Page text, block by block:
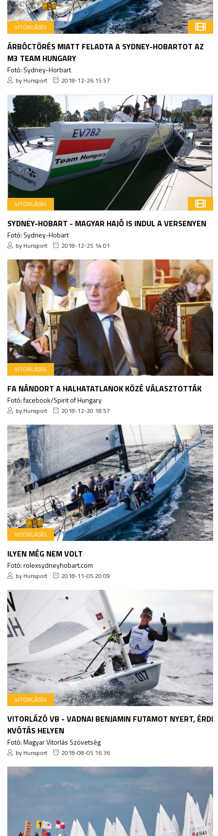
VITORLÁZÁS
ÁRBÓCTÖRÉS MIATT FELADTA A SYDNEY-HOBARTOT AZ
M3 TEAM HUNGARY
Fotó: Sydney-Horbart
by Hunsport 2018-12-26 15:57
VITORLÁZÁS
SYDNEY-HOBART - MAGYAR HAJÓ IS INDUL A VERSENYEN
Fotó: Sydney-Hobart
by Hunsport 2018-12-25 14:01
VITORLÁZÁS
FA NÁNDORT A HALHATATLANOK KÖZÉ VÁLASZTOTTÁK
Fotó: facebook/Spirit of Hungary
by Hunsport 2018-12-20 18:57
VITORLÁZÁS
ILYEN MÉG NEM VOLT
Fotó: rolexsydneyhobart.com
by Hunsport 2018-11-05 20:09
VITORLÁZÁS
VITORLÁZÓ VB - VADNAI BENJAMIN FUTAMOT NYERT, ÉRDI
KVÓTÁS HELYEN
Fotó: Magyar Vitorlás Szövetség
by Hunsport 2018-08-05 16:36